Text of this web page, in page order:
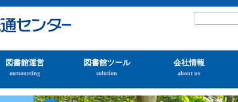
図書館運営
outsourcing
図書館ツール
solution
会社情報
about us